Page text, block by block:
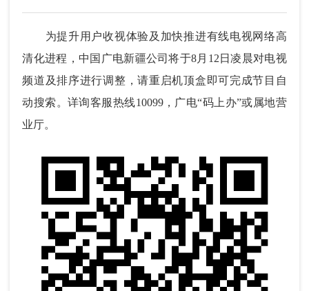
为提升用户收视体验及加快推进有线电视网络高
清化进程，中国广电新疆公司将于8月12日凌晨对电视
频道及排序进行调整，请重启机顶盒即可完成节目自
动搜索。详询客服热线10099，广电“码上办”或属地营
业厅。